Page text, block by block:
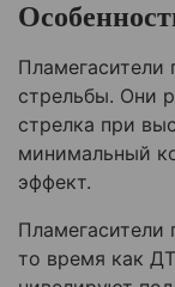
стрельбы. Они
стрелка при
минимальный
эффект.
Пламегасители
то время как